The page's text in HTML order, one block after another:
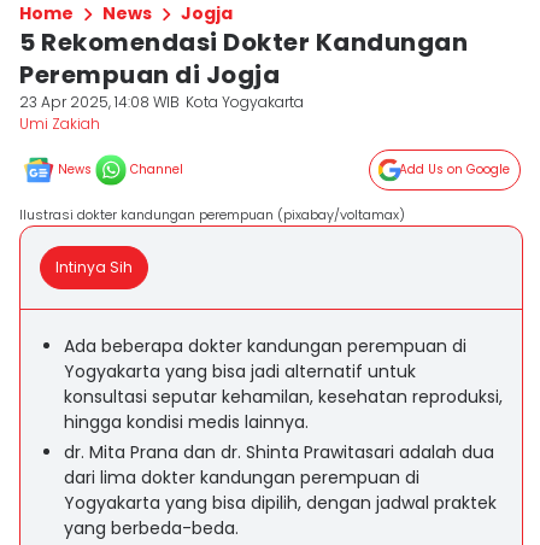
Home News Jogja
5 Rekomendasi Dokter Kandungan
Perempuan di Jogja
23 Apr 2025, 14:08 WIB Kota Yogyakarta
Umi Zakiah
News Channel Add Us on Google
Ilustrasi dokter kandungan perempuan (pixabay/voltamax)
Intinya Sih
Ada beberapa dokter kandungan perempuan di
Yogyakarta yang bisa jadi alternatif untuk
konsultasi seputar kehamilan, kesehatan reproduksi,
hingga kondisi medis lainnya.
dr. Mita Prana dan dr. Shinta Prawitasari adalah dua
dari lima dokter kandungan perempuan di
Yogyakarta yang bisa dipilih, dengan jadwal praktek
yang berbeda-beda.